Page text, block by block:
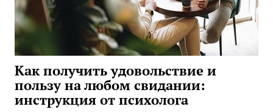
Как получить удовольствие и
пользу на любом свидании:
инструкция от психолога